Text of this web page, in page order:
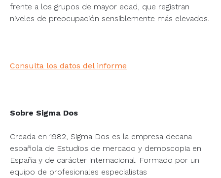
frente a los grupos de mayor edad, que registran
niveles de preocupación sensiblemente más elevados.
Consulta los datos del informe
Sobre Sigma Dos
Creada en 1982, Sigma Dos es la empresa decana
española de Estudios de mercado y demoscopia en
España y de carácter internacional. Formado por un
equipo de profesionales especialistas